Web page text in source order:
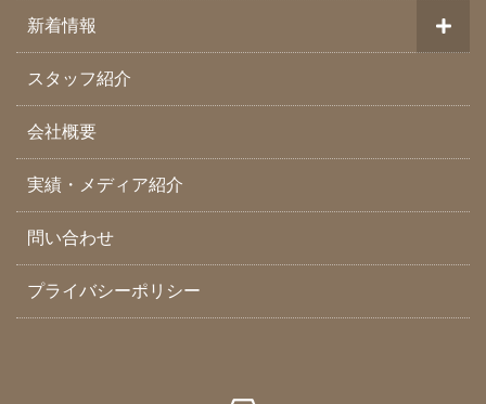
新着情報
スタッフ紹介
会社概要
実績・メディア紹介
問い合わせ
プライバシーポリシー